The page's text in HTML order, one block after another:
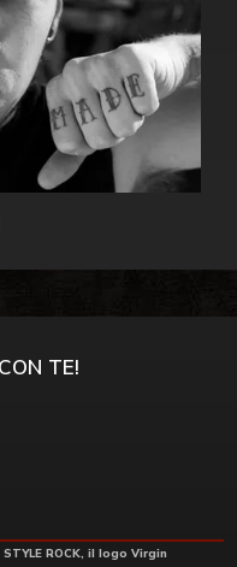
TE!
STYLE ROCK, il logo Virgin